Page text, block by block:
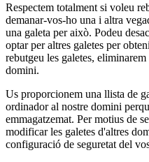
Respectem totalment si voleu
demanar-vos-ho una i altra
una galeta per això. Podeu
optar per altres galetes per
rebutgeu les galetes,
domini.
Us proporcionem una llista de
ordinador al nostre domini
emmagatzemat. Per motius de
modificar les galetes d'altres
configuració de seguretat del